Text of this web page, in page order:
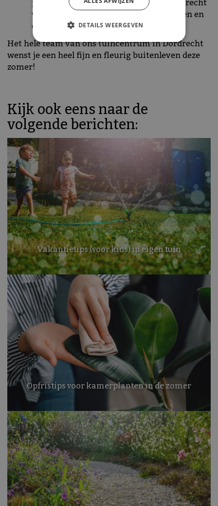
producten in ons tuincentrum in Dordrecht
waar je elke dag weer van zult opfleuren en
ontspannen.
Het hele team van ons tuincentrum in Dordrecht
wenst je een heel fijn en fleurig buitenleven deze
zomer!
Kijk ook eens naar de
volgende berichten:
Vakantietips (voor kids) in eigen tuin
Opfristips voor kamerplanten in de zomer
DETAILS WEERGEVEN